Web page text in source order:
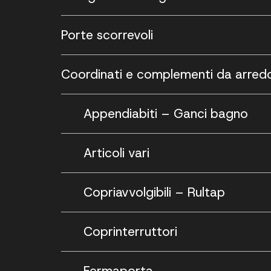
Porte scorrevoli
Coordinati e complementi da
Appendiabiti – Ganci bagno
Articoli vari
Copriavvolgibili – Rultap
Coprinterruttori